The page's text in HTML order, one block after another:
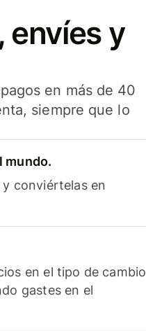
envíes y
en más de 40
siempre que lo
mundo.
conviértelas en
en el tipo de cambio
gastes en el